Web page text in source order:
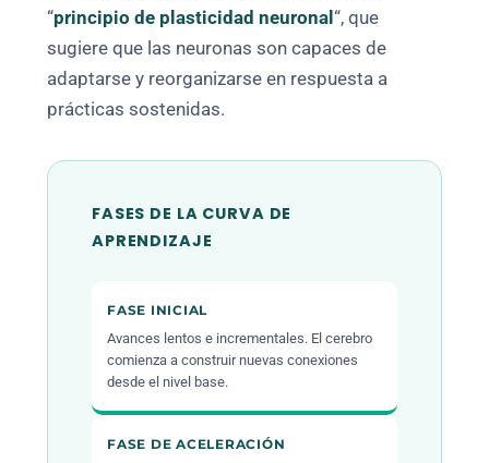
“principio de plasticidad neuronal “, que
sugiere que las neuronas son capaces de
adaptarse y reorganizarse en respuesta a
prácticas sostenidas.
FASES DE LA CURVA DE
APRENDIZAJE
FASE INICIAL
Avances lentos e incrementales. El cerebro
comienza a construir nuevas conexiones
desde el nivel base.
FASE DE ACELERACIÓN